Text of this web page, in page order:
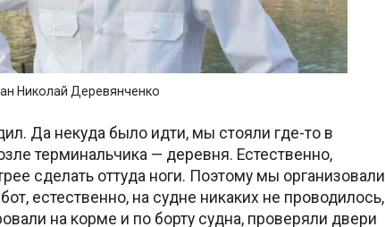
Николай Деревянченко
Да некуда было идти, мы стояли где-то в
терминальчика — деревня. Естественно,
сделать оттуда ноги. Поэтому мы организовали
естественно, на судне никаких не проводилось,
на корме и по борту судна, проверяли двери